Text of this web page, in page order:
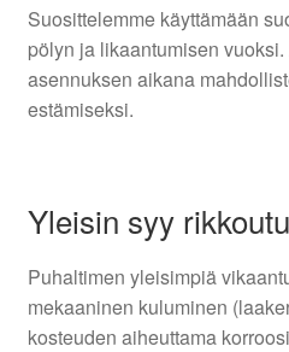
Suosittelemme käyttämään
pölyn ja likaantumisen
asennuksen aikana
estämiseksi.
Yleisin syy
Puhaltimen yleisimpiä
mekaaninen kuluminen
kosteuden aiheuttama